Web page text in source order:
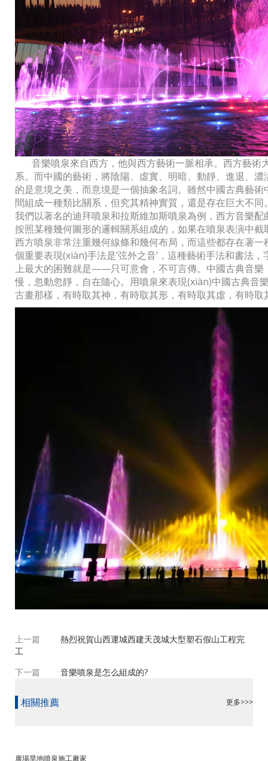
音樂噴泉來自西方，他與西方藝術一脈相承。西方藝
系。而中國的藝術，將陰陽、虛實、明暗、動靜、進退、
的是意境之美，而意境是一個抽象名詞。雖然中國古
間組成一種類比關系，但究其精神實質，還是存在巨大不同
我們以著名的迪拜噴泉和拉斯維加斯噴泉為例，西方音樂配曲的
按照某種幾何圖形的邏輯關系組成的，如果在噴泉表演中
西方噴泉非常注重幾何線條和幾何布局，而這些都存在
個重要表現(xiàn)手法是‘弦外之音’，這種藝術手法和書法
上最大的困難就是——只可意會，不可言傳。中國古典音樂
慢，忽動忽靜，自在隨心。用噴泉來表現(xiàn)中國古典音樂
古畫那樣，有時取其神，有時取其形，有時取其虛，有時
上一篇
熱烈祝賀山西運城西建天茂城大型塑石假山工程完
工
下一篇
音樂噴泉是怎么組成的?
相關推薦 更多>>>
廣場旱地噴泉施工廠家